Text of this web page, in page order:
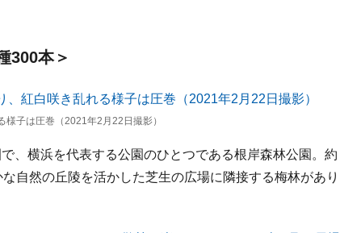
300本＞
子は圧巻（2021年2月22日撮影）
、横浜を代表する公園のひとつである根岸森林公園。約
自然の丘陵を活かした芝生の広場に隣接する梅林があり